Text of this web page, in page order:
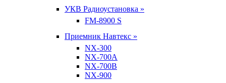
УКВ Радиоустановка »
FM-8900 S
Приемник Навтекс »
NX-300
NX-700A
NX-700B
NX-900